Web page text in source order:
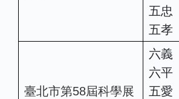
五忠
五孝
臺北市第58屆科學展
六義
六平
五愛